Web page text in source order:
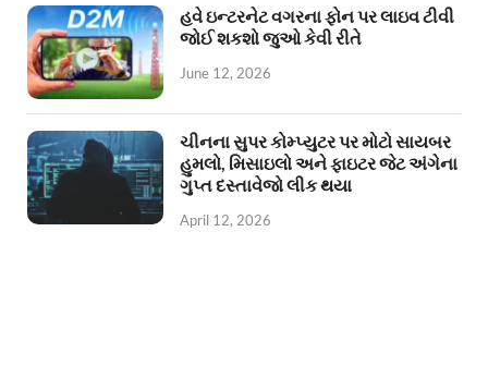
હવે ઇન્ટરનેટ વગરના ફોન પર લાઇવ ટીવી
જોઈ શકશો જુઓ કેવી રીતે
June 12, 2026
ચીનના સુપર કોમ્પ્યુટર પર મોટો સાયબર
હુમલો, મિસાઇલો અને ફાઇટર જેટ અંગેના
ગુપ્ત દસ્તાવેજો લીક થયા
April 12, 2026